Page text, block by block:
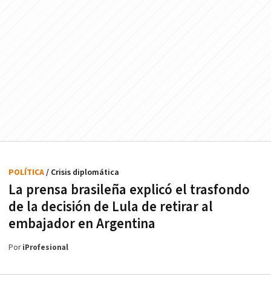
La prensa brasileña explicó el trasfondo
de la decisión de Lula de retirar al
embajador en Argentina
POLÍTICA/ Crisis diplomática
PoriProfesional